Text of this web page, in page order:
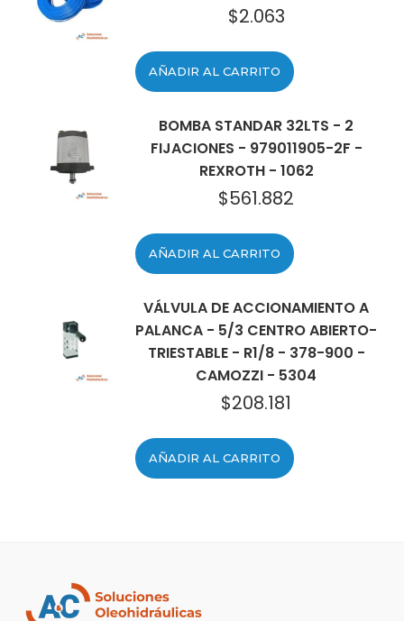
$2.063
AÑADIR AL CARRITO
BOMBA STANDAR 32LTS - 2
FIJACIONES - 979011905-2F -
REXROTH - 1062
$561.882
AÑADIR AL CARRITO
VÁLVULA DE ACCIONAMIENTO A
PALANCA - 5/3 CENTRO ABIERTO-
TRIESTABLE - R1/8 - 378-900 -
CAMOZZI - 5304
$208.181
AÑADIR AL CARRITO